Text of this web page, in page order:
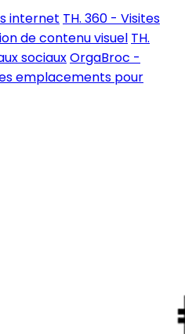
internet TH. 360 - Visites
de contenu visuel TH.
sociauxOrgaBroc -
emplacements pour